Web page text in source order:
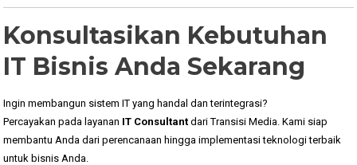
Konsultasikan Kebutuhan
IT Bisnis Anda Sekarang
Ingin membangun sistem IT yang handal dan terintegrasi?
Percayakan pada layanan IT Consultant dari Transisi Media. Kami siap
membantu Anda dari perencanaan hingga implementasi teknologi terbaik
untuk bisnis Anda.